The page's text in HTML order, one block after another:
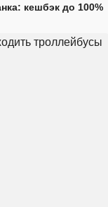
кешбэк до 100%